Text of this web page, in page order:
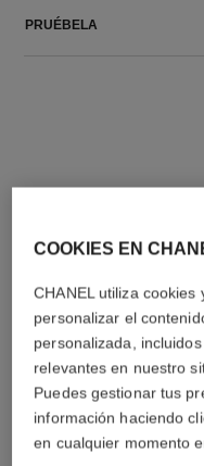
PRUÉBELA
COOKIES EN
CHANEL utiliza
personalizar el
personalizada,
relevantes en nuestro
Puedes gestionar tus
información haciendo
en cualquier momento